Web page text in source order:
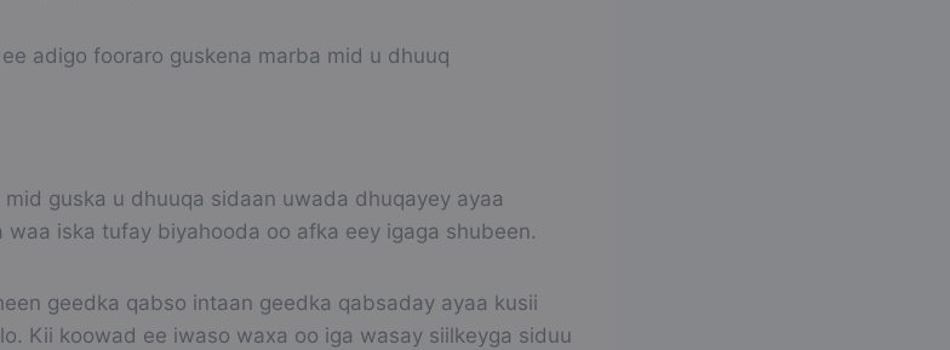
adigo fooraro guskena marba mid u dhuuq
guska u dhuuqa sidaan uwada dhuqayey ayaa
iska tufay biyahooda oo afka eey igaga shubeen.
geedka qabso intaan geedka qabsaday ayaa kusii
Kii koowad ee iwaso waxa oo iga wasay siilkeyga siduu